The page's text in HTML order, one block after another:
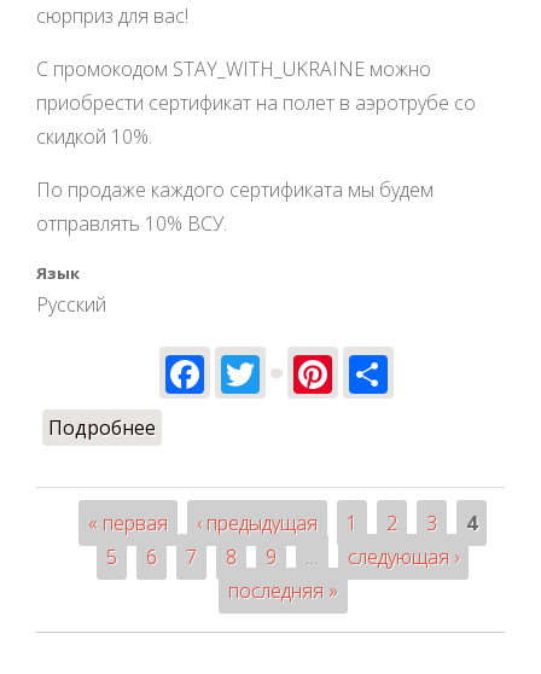
сюрприз для вас!
С промокодом STAY_WITH_UKRAINE можно
приобрести сертификат на полет в аэротрубе со
скидкой 10%.
По продаже каждого сертификата мы будем
отправлять 10% ВСУ.
Язык
Русский
Facebook
TwitterPinterest
Подробнее
Страницы
« первая ‹ предыдущая 1 2 3
4
5
6 7 8 9 …
следующая ›
последняя »